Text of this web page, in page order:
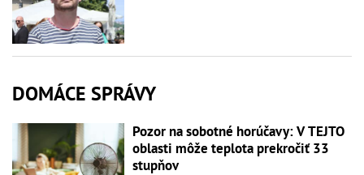
DOMÁCE SPRÁVY
Pozor na sobotné horúčavy: V TEJTO
oblasti môže teplota prekročiť 33
stupňov